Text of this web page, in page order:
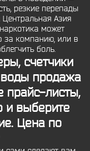
резкие перепады
Азия
может
за компанию, или в
боль.
счетчики
воды продажа
прайс-листы,
и выберите
Цена по